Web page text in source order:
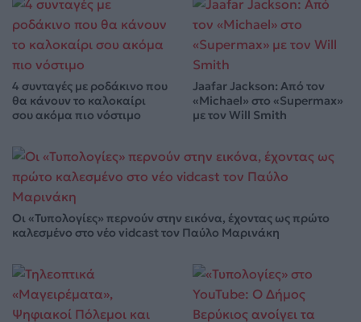
4 συνταγές με ροδάκινο που
θα κάνουν το καλοκαίρι
σου ακόμα πιο νόστιμο
Jaafar Jackson: Από τον
«Michael» στο «Supermax»
με τον Will Smith
Οι «Τυπολογίες» περνούν στην εικόνα, έχοντας ως πρώτο
καλεσμένο στο νέο vidcast τον Παύλο Μαρινάκη